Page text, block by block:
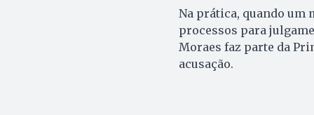
Na prática, quando
processos para
Moraes faz parte da
acusação.